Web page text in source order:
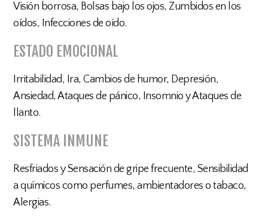
Visión borrosa, Bolsas bajo los ojos, Zumbidos en los
oídos, Infecciones de oído.
ESTADO EMOCIONAL
Irritabilidad, Ira, Cambios de humor, Depresión,
Ansiedad, Ataques de pánico, Insomnio y Ataques de
llanto.
SISTEMA INMUNE
Resfriados y Sensación de gripe frecuente, Sensibilidad
a químicos como perfumes, ambientadores o tabaco,
Alergias.